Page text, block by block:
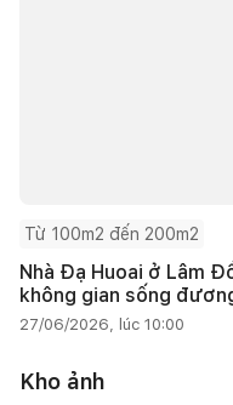
Từ 100m2 đến 200m2
Nhà Đạ Huoai ở Lâm
không gian sống
27/06/2026, lúc 10:00
Kho ảnh